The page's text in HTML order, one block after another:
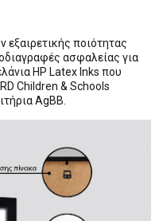
εξαιρετικής ποιότητας
ασφαλείας για
HP Latex Inks που
Children & Schools
AgBB.